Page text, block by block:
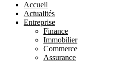
Accueil
Actualités
Entreprise
Finance
Immobilier
Commerce
Assurance